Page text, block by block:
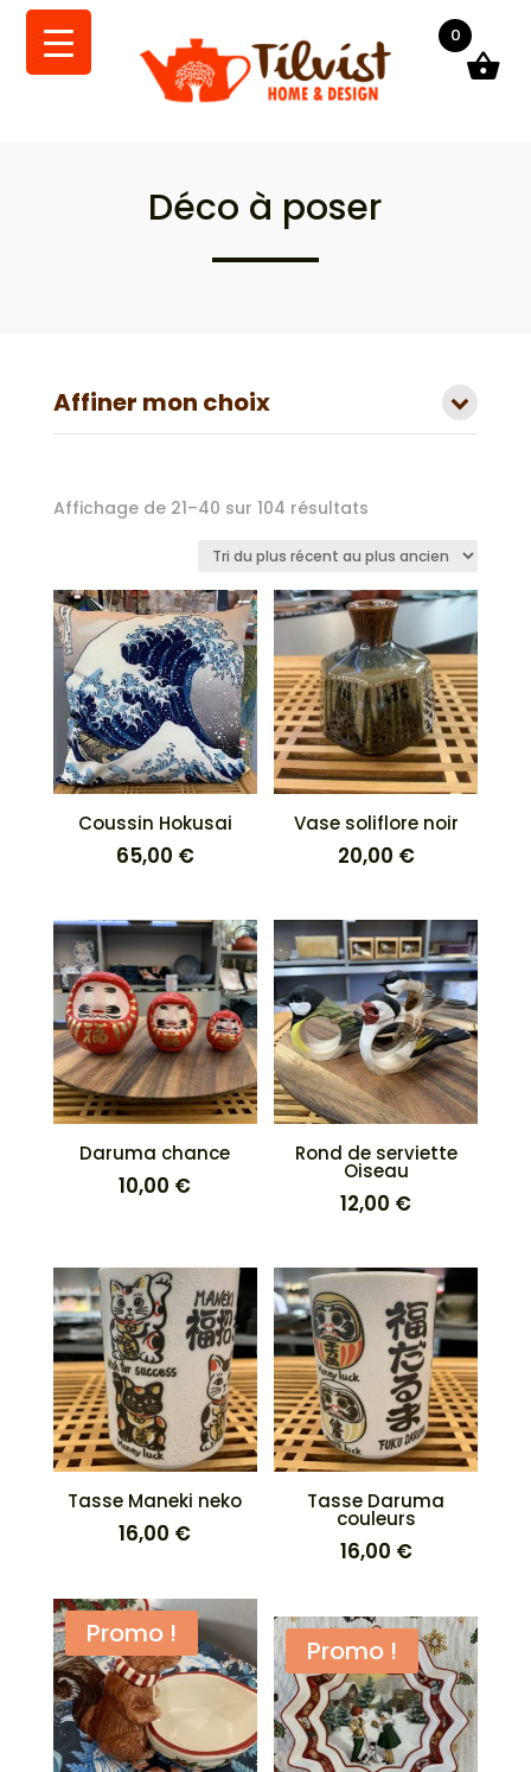
Déco à poser
Affiner mon choix
Affichage de 21–40 sur 104 résultatsTrié
plus
récent
au
plus
ancien
Coussin Hokusai
65,00 €
Vase soliflore noir
20,00 €
Daruma chance
10,00 €
Rond de serviette
Oiseau
12,00 €
Tasse Maneki neko
16,00 €
Tasse Daruma
couleurs
16,00 €
Promo !
Promo !
0